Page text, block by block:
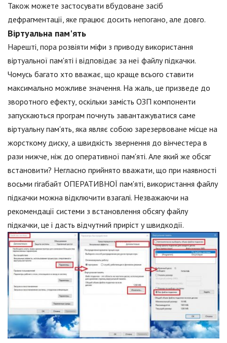
Також можете застосувати вбудоване засіб
дефрагментації, яке працює досить непогано, але довго.
Віртуальна пам'ять
Нарешті, пора розвіяти міфи з приводу використання
віртуальної пам'яті і відповідає за неї файлу підкачки.
Чомусь багато хто вважає, що краще всього ставити
максимально можливе значення. На жаль, це призведе до
зворотного ефекту, оскільки замість ОЗП компоненти
запускаються програм почнуть завантажуватися саме
віртуальну пам'ять, яка являє собою зарезервоване місце на
жорсткому диску, а швидкість звернення до вінчестера в
рази нижче, ніж до оперативної пам'яті. Але який же обсяг
встановити? Негласно прийнято вважати, що при наявності
восьми гігабайт ОПЕРАТИВНОЇ пам'яті, використання файлу
підкачки можна відключити взагалі. Незважаючи на
рекомендації системи з встановлення обсягу файлу
підкачки, це і дасть відчутний приріст у швидкодії.